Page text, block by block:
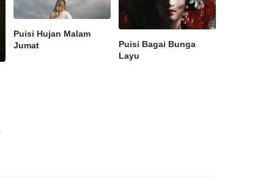
Puisi Hujan Malam
Jumat
Puisi Bagai Bunga
Layu